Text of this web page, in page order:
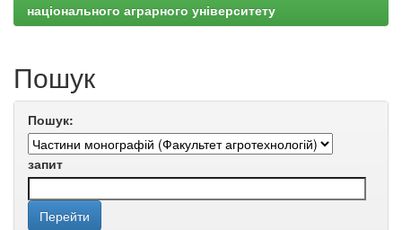
національного аграрного університету
Пошук
Пошук:
запит